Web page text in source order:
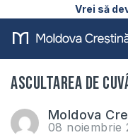
Vrei să
Ascultarea de
Moldova
08 noiembrie